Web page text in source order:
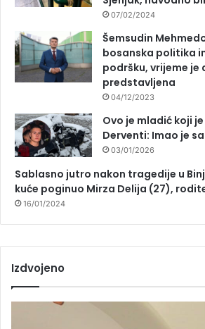
07/02/2024
Šemsudin
bosanska politika
podršku, vrijeme je
predstavljena
04/12/2023
Ovo je mladić koji
Derventi: Imao je
03/01/2026
Sablasno jutro nakon tragedije u
kuće poginuo Mirza Delija (27),
16/01/2024
Izdvojeno